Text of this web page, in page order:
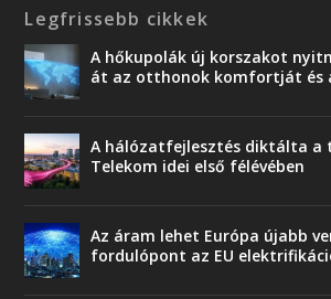
Legfrissebb cikkek
A hőkupolák új korszakot
át az otthonok komfortját és
A hálózatfejlesztés diktálta a
Telekom idei első félévében
Az áram lehet Európa újabb
fordulópont az EU